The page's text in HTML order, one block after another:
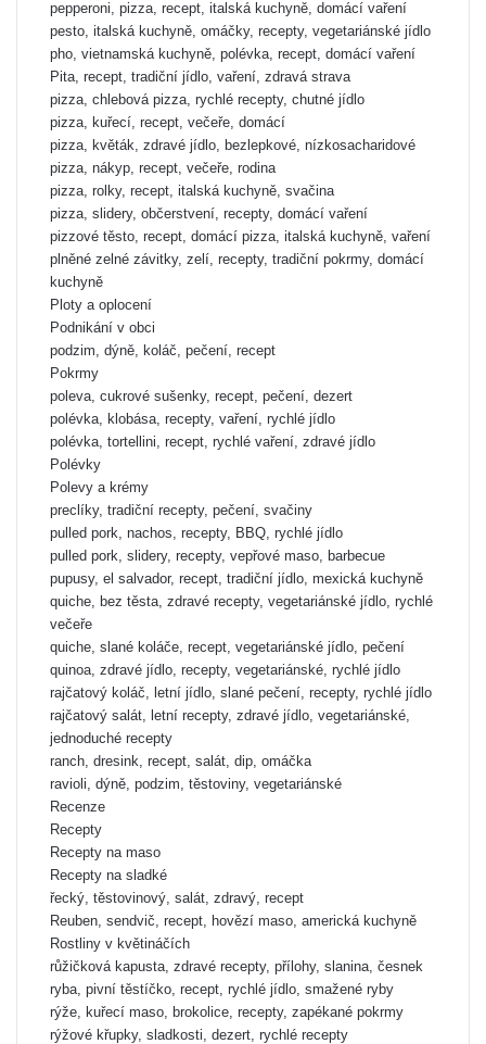
pepperoni, pizza, recept, italská kuchyně, domácí vaření
pesto, italská kuchyně, omáčky, recepty, vegetariánské jídlo
pho, vietnamská kuchyně, polévka, recept, domácí vaření
Pita, recept, tradiční jídlo, vaření, zdravá strava
pizza, chlebová pizza, rychlé recepty, chutné jídlo
pizza, kuřecí, recept, večeře, domácí
pizza, květák, zdravé jídlo, bezlepkové, nízkosacharidové
pizza, nákyp, recept, večeře, rodina
pizza, rolky, recept, italská kuchyně, svačina
pizza, slidery, občerstvení, recepty, domácí vaření
pizzové těsto, recept, domácí pizza, italská kuchyně, vaření
plněné zelné závitky, zelí, recepty, tradiční pokrmy, domácí
kuchyně
Ploty a oplocení
Podnikání v obci
podzim, dýně, koláč, pečení, recept
Pokrmy
poleva, cukrové sušenky, recept, pečení, dezert
polévka, klobása, recepty, vaření, rychlé jídlo
polévka, tortellini, recept, rychlé vaření, zdravé jídlo
Polévky
Polevy a krémy
preclíky, tradiční recepty, pečení, svačiny
pulled pork, nachos, recepty, BBQ, rychlé jídlo
pulled pork, slidery, recepty, vepřové maso, barbecue
pupusy, el salvador, recept, tradiční jídlo, mexická kuchyně
quiche, bez těsta, zdravé recepty, vegetariánské jídlo, rychlé
večeře
quiche, slané koláče, recept, vegetariánské jídlo, pečení
quinoa, zdravé jídlo, recepty, vegetariánské, rychlé jídlo
rajčatový koláč, letní jídlo, slané pečení, recepty, rychlé jídlo
rajčatový salát, letní recepty, zdravé jídlo, vegetariánské,
jednoduché recepty
ranch, dresink, recept, salát, dip, omáčka
ravioli, dýně, podzim, těstoviny, vegetariánské
Recenze
Recepty
Recepty na maso
Recepty na sladké
řecký, těstovinový, salát, zdravý, recept
Reuben, sendvič, recept, hovězí maso, americká kuchyně
Rostliny v květináčích
růžičková kapusta, zdravé recepty, přílohy, slanina, česnek
ryba, pivní těstíčko, recept, rychlé jídlo, smažené ryby
rýže, kuřecí maso, brokolice, recepty, zapékané pokrmy
rýžové křupky, sladkosti, dezert, rychlé recepty